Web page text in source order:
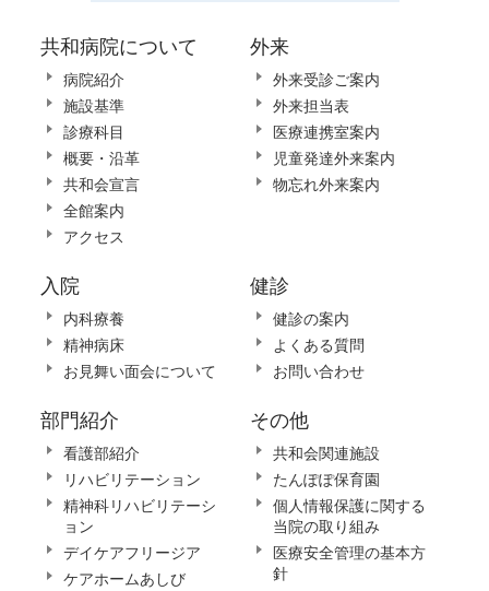
共和病院について
病院紹介
施設基準
診療科目
概要・沿革
共和会宣言
全館案内
アクセス
外来
外来受診ご案内
外来担当表
医療連携室案内
児童発達外来案内
物忘れ外来案内
入院
内科療養
精神病床
お見舞い面会について
健診
健診の案内
よくある質問
お問い合わせ
部門紹介
看護部紹介
リハビリテーション
精神科リハビリテーシ
ョン
デイケアフリージア
ケアホームあしび
その他
共和会関連施設
たんぽぽ保育園
個人情報保護に関する
当院の取り組み
医療安全管理の基本方
針